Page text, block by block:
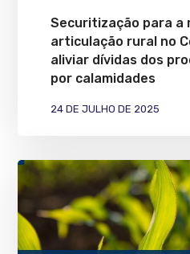
Securitização para a
articulação rural no
aliviar dívidas dos
por calamidades
24 DE JULHO DE 2025